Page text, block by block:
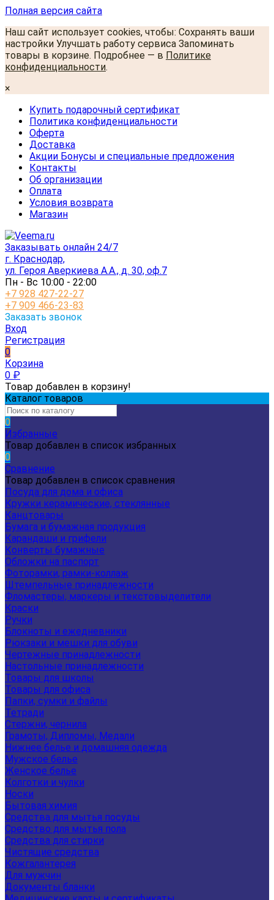
Полная версия сайта
Наш сайт использует cookies, чтобы: Сохранять ваши
настройки Улучшать работу сервиса Запоминать
товары в корзине. Подробнее — в Политике
конфиденциальности.
×
Купить подарочный сертификат
Политика конфиденциальности
Оферта
Доставка
Акции Бонусы и специальные предложения
Контакты
Об организации
Оплата
Условия возврата
Магазин
Заказывать онлайн 24/7
г. Краснодар,
ул. Героя Аверкиева А.А., д. 30, оф.7
Пн - Вс 10:00 - 22:00
+7 928 427-22-27
+7 909 466-23-83
Заказать звонок
Вход
Регистрация
0
Корзина
0 ₽
Товар добавлен в корзину!
Каталог товаров
0
Избранные
Товар добавлен в список избранных
0
Сравнение
Товар добавлен в список сравнения
Посуда для дома и офиса
Кружки керамические, стеклянные
Канцтовары
Бумага и бумажная продукция
Карандаши и грифели
Конверты бумажные
Обложки на паспорт
Фоторамки, рамки-коллаж
Штемпельные принадлежности
Фломастеры, маркеры и текстовыделители
Краски
Ручки
Блокноты и ежедневники
Рюкзаки и мешки для обуви
Чертежные принадлежности
Настольные принадлежности
Товары для школы
Товары для офиса
Папки, сумки и файлы
Тетради
Стержни, чернила
Грамоты, Дипломы, Медали
Нижнее белье и домашняя одежда
Мужское белье
Женское белье
Колготки и чулки
Носки
Бытовая химия
Средства для мытья посуды
Средство для мытья пола
Средства для стирки
Чистящие средства
Кожгалантерея
Для мужчин
Документы бланки